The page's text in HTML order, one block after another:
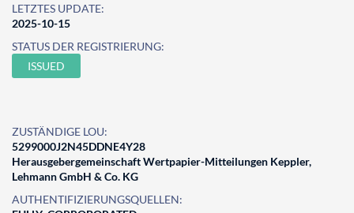
LETZTES UPDATE:
2025-10-15
STATUS DER REGISTRIERUNG:
ISSUED
ZUSTÄNDIGE LOU:
5299000J2N45DDNE4Y28
Herausgebergemeinschaft Wertpapier-Mitteilungen Keppler,
Lehmann GmbH & Co. KG
AUTHENTIFIZIERUNGSQUELLEN: